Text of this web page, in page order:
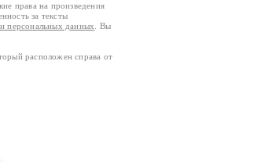
права на произведения
за тексты
персональных данных
. Вы
расположен справа от